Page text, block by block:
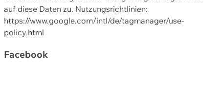
auf diese Daten zu. Nutzungsrichtlinien:
https://www.google.com/intl/de/tagmanager/use-
policy.html
Facebook